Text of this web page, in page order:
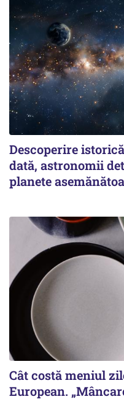
Descoperire
dată, astronomii
planete
Cât costă meniul
European.